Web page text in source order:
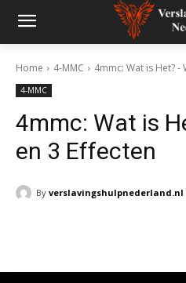
Home 4-MMC 4mmc: Wat is Het? -
4-MMC
4mmc: Wat is
en 3 Effecten
By verslavingshulpnederland.nl